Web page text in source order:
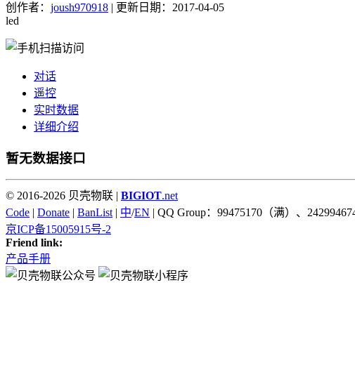
创作者： joush970918 | 更新日期：2017-04-05
led
对话
遥控
实时数据
详细介绍
暂无数据接口
© 2016-2026 贝壳物联 | BIGIOT.net
Code | Donate | BanList | 中/EN | QQ Group：99475170（满）、
京ICP备15005915号-2
Friend link:
产品手册